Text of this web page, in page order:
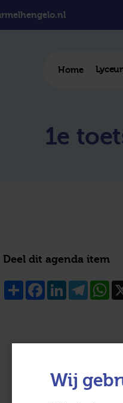
Borne
Home
1e
Deel dit agenda item
ShareFacebookLinkedIn
Wij